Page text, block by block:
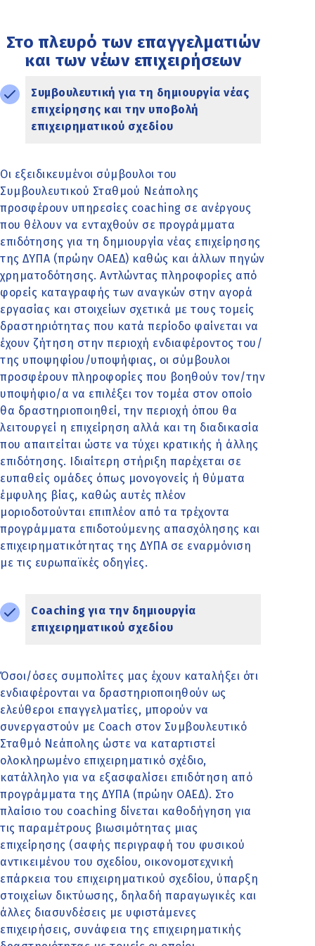
Στο πλευρό των επαγγελματιών
και των νέων επιχειρήσεων
Συμβουλευτική για τη δημιουργία νέας
επιχείρησης και την υποβολή
επιχειρηματικού σχεδίου
Οι εξειδικευμένοι σύμβουλοι του
Συμβουλευτικού Σταθμού Νεάπολης
προσφέρουν υπηρεσίες coaching σε ανέργους
που θέλουν να ενταχθούν σε προγράμματα
επιδότησης για τη δημιουργία νέας επιχείρησης
της ΔΥΠΑ (πρώην ΟΑΕΔ) καθώς και άλλων πηγών
χρηματοδότησης. Αντλώντας πληροφορίες από
φορείς καταγραφής των αναγκών στην αγορά
εργασίας και στοιχείων σχετικά με τους τομείς
δραστηριότητας που κατά περίοδο φαίνεται να
έχουν ζήτηση στην περιοχή ενδιαφέροντος του/
της υποψηφίου/υποψήφιας, οι σύμβουλοι
προσφέρουν πληροφορίες που βοηθούν τον/την
υποψήφιο/α να επιλέξει τον τομέα στον οποίο
θα δραστηριοποιηθεί, την περιοχή όπου θα
λειτουργεί η επιχείρηση αλλά και τη διαδικασία
που απαιτείται ώστε να τύχει κρατικής ή άλλης
επιδότησης. Ιδιαίτερη στήριξη παρέχεται σε
ευπαθείς ομάδες όπως μονογονείς ή θύματα
έμφυλης βίας, καθώς αυτές πλέον
μοριοδοτούνται επιπλέον από τα τρέχοντα
προγράμματα επιδοτούμενης απασχόλησης και
επιχειρηματικότητας της ΔΥΠΑ σε εναρμόνιση
με τις ευρωπαϊκές οδηγίες.
Coaching για την δημιουργία
επιχειρηματικού σχεδίου
Όσοι/όσες συμπολίτες μας έχουν καταλήξει ότι
ενδιαφέρονται να δραστηριοποιηθούν ως
ελεύθεροι επαγγελματίες, μπορούν να
συνεργαστούν με Coach στον Συμβουλευτικό
Σταθμό Νεάπολης ώστε να καταρτιστεί
ολοκληρωμένο επιχειρηματικό σχέδιο,
κατάλληλο για να εξασφαλίσει επιδότηση από
προγράμματα της ΔΥΠΑ (πρώην ΟΑΕΔ). Στο
πλαίσιο του coaching δίνεται καθοδήγηση για
τις παραμέτρους βιωσιμότητας μιας
επιχείρησης (σαφής περιγραφή του φυσικού
αντικειμένου του σχεδίου, οικονομοτεχνική
επάρκεια του επιχειρηματικού σχεδίου, ύπαρξη
στοιχείων δικτύωσης, δηλαδή παραγωγικές και
άλλες διασυνδέσεις με υφιστάμενες
επιχειρήσεις, συνάφεια της επιχειρηματικής